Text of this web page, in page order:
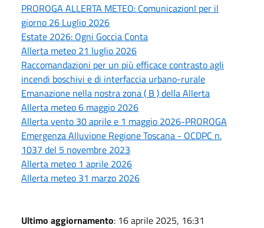
PROROGA ALLERTA METEO: ComunicazionI per il
giorno 26 Luglio 2026
Estate 2026: Ogni Goccia Conta
Allerta meteo 21 luglio 2026
Raccomandazioni per un più efficace contrasto agli
incendi boschivi e di interfaccia urbano-rurale
Emanazione nella nostra zona ( B ) della Allerta
Allerta meteo 6 maggio 2026
Allerta vento 30 aprile e 1 maggio 2026-PROROGA
Emergenza Alluvione Regione Toscana - OCDPC n.
1037 del 5 novembre 2023
Allerta meteo 1 aprile 2026
Allerta meteo 31 marzo 2026
Ultimo aggiornamento: 16 aprile 2025, 16:31